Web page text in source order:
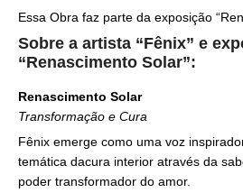
Essa Obra faz parte da exposição
Sobre a artista “Fênix” e
“Renascimento Solar”:
Renascimento Solar
Transformação e Cura
Fênix emerge como uma voz
temática dacura interior através da
poder transformador do amor.